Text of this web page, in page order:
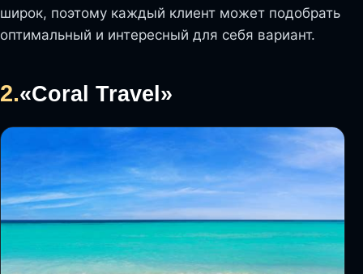
широк, поэтому каждый клиент может подобрать
оптимальный и интересный для себя вариант.
2.«Coral Travel»